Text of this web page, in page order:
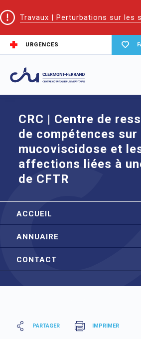
Travaux | Perturbations sur les
URGENCES
Accueil
CRC | Centre de ressources et de
mucoviscidose et les affections liées à
CRC | Centre de
de compétences sur
mucoviscidose et
affections liées à
de CFTR
ACCUEIL
ANNUAIRE
CONTACT
PARTAGER IMPRIMER